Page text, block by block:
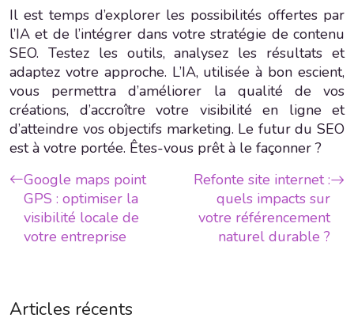
Il est temps d’explorer les possibilités offertes par
l’IA et de l’intégrer dans votre stratégie de contenu
SEO. Testez les outils, analysez les résultats et
adaptez votre approche. L’IA, utilisée à bon escient,
vous permettra d’améliorer la qualité de vos
créations, d’accroître votre visibilité en ligne et
d’atteindre vos objectifs marketing. Le futur du SEO
est à votre portée. Êtes-vous prêt à le façonner ?
Google maps point
GPS : optimiser la
visibilité locale de
votre entreprise
Refonte site internet :
quels impacts sur
votre référencement
naturel durable ?
Articles récents